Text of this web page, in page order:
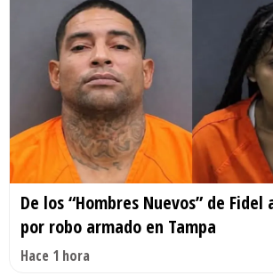
De los “Hombres Nuevos” de
por robo armado en Tampa
Hace 1 hora